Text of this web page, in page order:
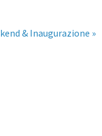
& Inaugurazione »